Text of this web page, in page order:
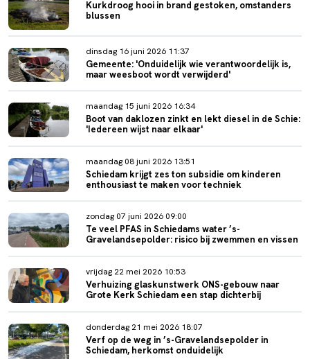
Kurkdroog hooi in brand gestoken, omstanders
blussen
dinsdag 16 juni 2026 11:37
Gemeente: 'Onduidelijk wie verantwoordelijk is,
maar weesboot wordt verwijderd'
maandag 15 juni 2026 16:34
Boot van daklozen zinkt en lekt diesel in de Schie:
'Iedereen wijst naar elkaar'
maandag 08 juni 2026 13:51
Schiedam krijgt zes ton subsidie om kinderen
enthousiast te maken voor techniek
zondag 07 juni 2026 09:00
Te veel PFAS in Schiedams water ’s-
Gravelandsepolder: risico bij zwemmen en vissen
vrijdag 22 mei 2026 10:53
Verhuizing glaskunstwerk ONS-gebouw naar
Grote Kerk Schiedam een stap dichterbij
donderdag 21 mei 2026 18:07
Verf op de weg in ’s-Gravelandsepolder in
Schiedam, herkomst onduidelijk